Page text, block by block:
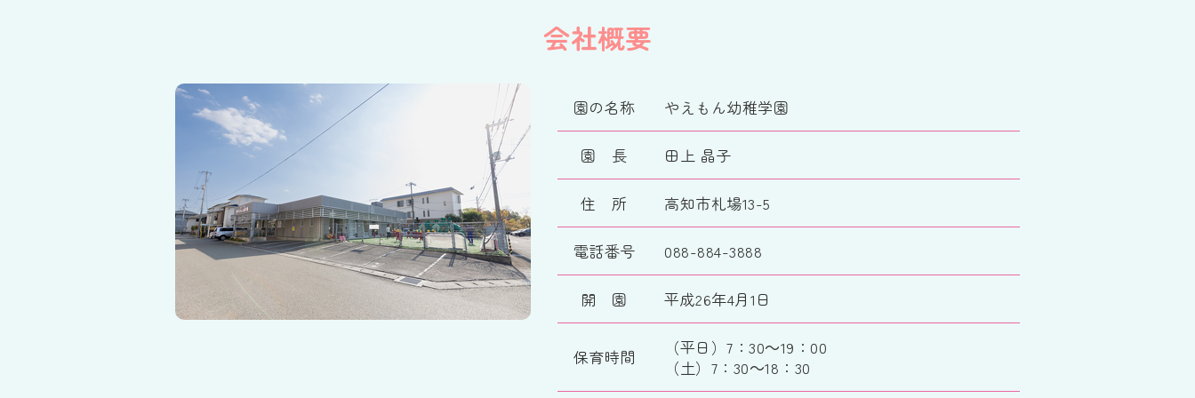
会社概要
園の名称 やえもん幼稚学園
園 長 田上 晶子
住 所 高知市札場13-5
電話番号 088-884-3888
開 園 平成26年4月1日
保育時間
（平日）7：30～19：00
（土）7：30～18：30